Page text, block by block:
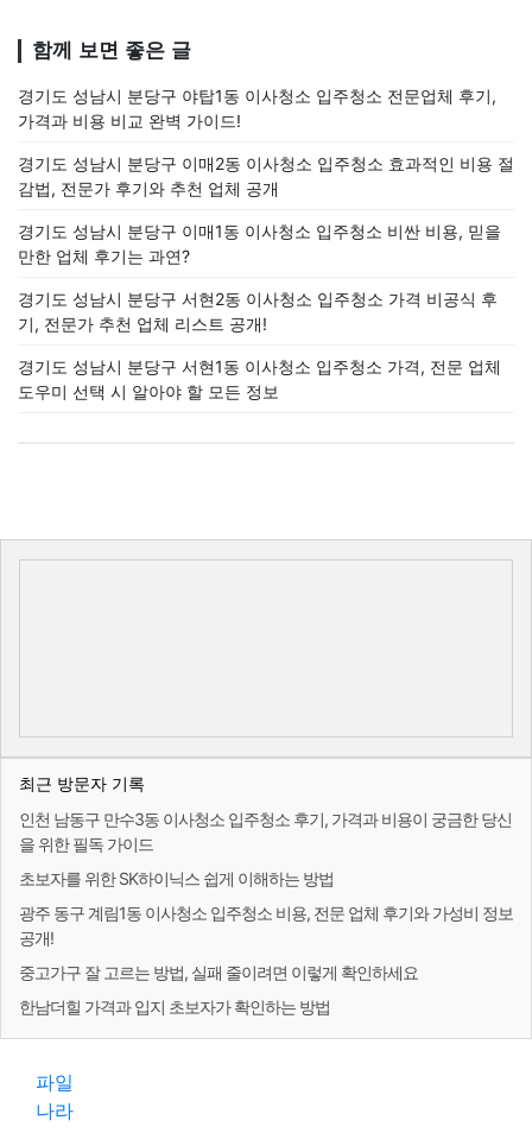
함께 보면 좋은 글
경기도 성남시 분당구 야탑1동 이사청소 입주청소 전문업체 후기,
가격과 비용 비교 완벽 가이드!
경기도 성남시 분당구 이매2동 이사청소 입주청소 효과적인 비용 절
감법, 전문가 후기와 추천 업체 공개
경기도 성남시 분당구 이매1동 이사청소 입주청소 비싼 비용, 믿을
만한 업체 후기는 과연?
경기도 성남시 분당구 서현2동 이사청소 입주청소 가격 비공식 후
기, 전문가 추천 업체 리스트 공개!
경기도 성남시 분당구 서현1동 이사청소 입주청소 가격, 전문 업체
도우미 선택 시 알아야 할 모든 정보
최근 방문자 기록
인천 남동구 만수3동 이사청소 입주청소 후기, 가격과 비용이 궁금한 당신
을 위한 필독 가이드
초보자를 위한 SK하이닉스 쉽게 이해하는 방법
광주 동구 계림1동 이사청소 입주청소 비용, 전문 업체 후기와 가성비 정보
공개!
중고가구 잘 고르는 방법, 실패 줄이려면 이렇게 확인하세요
한남더힐 가격과 입지 초보자가 확인하는 방법
파일
나라